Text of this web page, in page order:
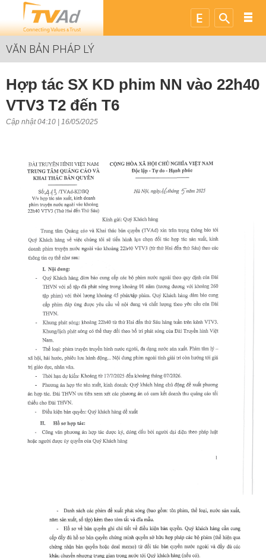
VĂN BẢN PHÁP LÝ
Hợp tác SX KD phim NN vào 22h40
VTV3 T2 đến T6
Cập nhật 04:10 | 16/05/2025